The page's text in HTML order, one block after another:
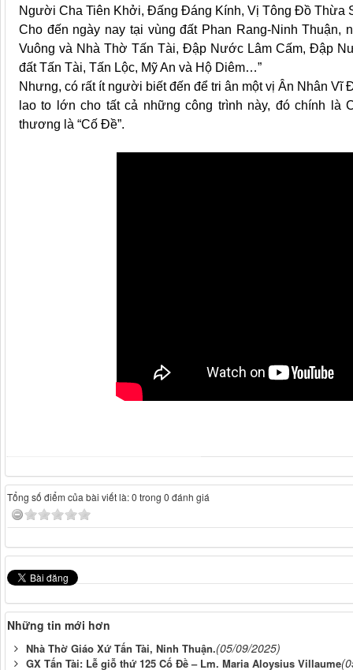
Người Cha Tiên Khởi, Đấng Đáng Kính, Vị Tông Đồ Thừa
Cho đến ngày nay tại vùng đất Phan Rang-Ninh
Vuông và Nhà Thờ Tấn Tài, Đập Nước Lâm Cấm, Đập
đất Tấn Tài, Tấn Lộc, Mỹ An và Hộ Diêm…”
Nhưng, có rất ít người biết đến để tri ân một vị Ân Nhân
lao to lớn cho tất cả những công trình này, đó chính là
thương là “Cố Đề”.
Tổng số điểm của bài viết là: 0 trong 0 đánh giá
Những tin mới hơn
Nhà Thờ Giáo Xứ Tấn Tài, Ninh Thuận.(05/09/2025)
GX Tấn Tài: Lễ giỗ thứ 125 Cố Đề – Lm. Maria Aloysius Villaume